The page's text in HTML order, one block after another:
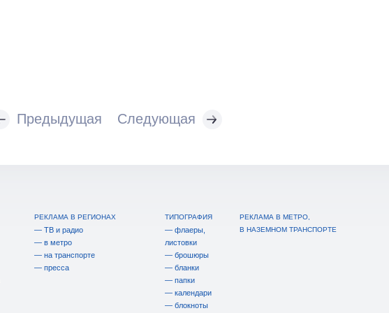
Предыдущая Cледующая
РЕКЛАМА В РЕГИОНАХ
— ТВ и радио
— в метро
— на транспорте
— пресса
ТИПОГРАФИЯ
— флаеры,
листовки
— брошюры
— бланки
— папки
— календари
— блокноты
РЕКЛАМА В МЕТРО,
В НАЗЕМНОМ ТРАНСПОРТЕ